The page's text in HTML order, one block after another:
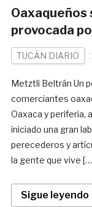
Oaxaqueños
provocada
TUCÁN DIARIO
Metztli Beltrán Un
comerciantes
Oaxaca y periferia,
iniciado una gran
perecederos y
la gente que vive
Sigue leyendo